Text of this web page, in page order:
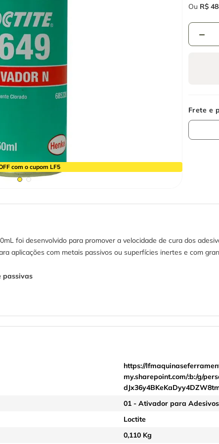
com o cupom LF5
Ou R$
－
foi desenvolvido para promover a velocidade de cura dos
aplicações com metais passivos ou superfícies inertes e com
passivas
https://
my.sharepoint.com/:b:/g/
01 - Ativador para
Loctite
0,110 Kg